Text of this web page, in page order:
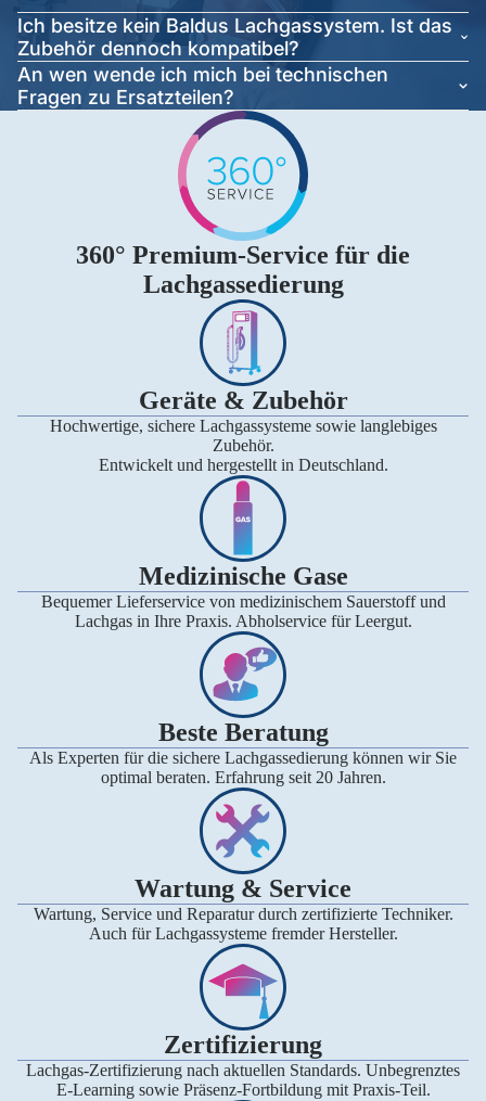
Ich besitze kein Baldus Lachgassystem. Ist das
Zubehör dennoch kompatibel?
An wen wende ich mich bei technischen
Fragen zu Ersatzteilen?
360° Premium-Service für die
Lachgassedierung
Geräte & Zubehör
Hochwertige, sichere Lachgassysteme sowie langlebiges
Zubehör.
Entwickelt und hergestellt in Deutschland.
Medizinische Gase
Bequemer Lieferservice von medizinischem Sauerstoff und
Lachgas in Ihre Praxis. Abholservice für Leergut.
Beste Beratung
Als Experten für die sichere Lachgassedierung können wir Sie
optimal beraten. Erfahrung seit 20 Jahren.
Wartung & Service
Wartung, Service und Reparatur durch zertifizierte Techniker.
Auch für Lachgassysteme fremder Hersteller.
Zertifizierung
Lachgas-Zertifizierung nach aktuellen Standards. Unbegrenztes
E-Learning sowie Präsenz-Fortbildung mit Praxis-Teil.